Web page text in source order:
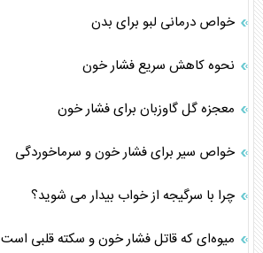
خواص درمانی لبو برای بدن
نحوه کاهش سریع فشار خون
معجزه گل گاوزبان برای فشار خون
خواص سیر برای فشار خون و سرماخوردگی
چرا با سرگیجه از خواب بیدار می شوید؟
میوه‌ای که قاتل فشار خون و سکته قلبی است